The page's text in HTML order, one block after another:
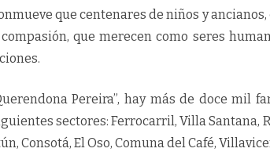
que centenares de niños y
que merecen como seres
Pereira”, hay más de doce mil
sectores: Ferrocarril, Villa Santana,
Consotá, El Oso, Comuna del Café,